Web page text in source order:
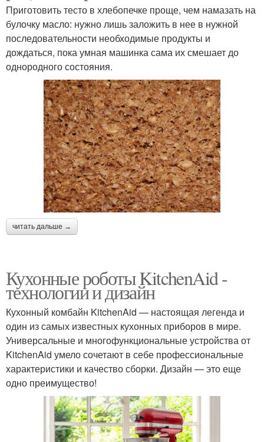
Приготовить тесто в хлебопечке проще, чем намазать на
булочку масло: нужно лишь заложить в нее в нужной
последовательности необходимые продукты и
дождаться, пока умная машинка сама их смешает до
однородного состояния.
читать дальше →
Кухонные роботы KitchenAid -
технологии и дизайн
Кухонный комбайн KitchenAid — настоящая легенда и
один из самых известных кухонных приборов в мире.
Универсальные и многофункциональные устройства от
KitchenAid умело сочетают в себе профессиональные
характеристики и качество сборки. Дизайн — это еще
одно преимущество!